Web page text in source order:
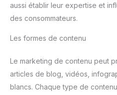
aussi établir leur expertise et
des consommateurs.
Les formes de contenu
Le marketing de contenu peut
articles de blog, vidéos,
blancs. Chaque type de